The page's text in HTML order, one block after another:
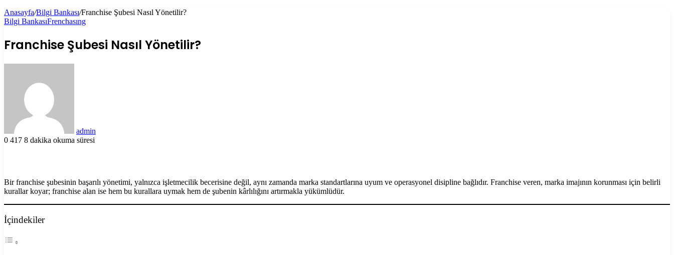
Anasayfa/Bilgi Bankası/Franchise Şubesi Nasıl Yönetilir?
Bilgi BankasıFrenchasıng
Franchise Şubesi Nasıl Yönetilir?
admin
0 417 8 dakika okuma süresi
Bir franchise şubesinin başarılı yönetimi, yalnızca işletmecilik becerisine değil, aynı zamanda marka standartlarına uyum ve operasyonel disipline bağlıdır. Franchise veren, marka imajının korunması için belirli
kurallar koyar; franchise alan ise hem bu kurallara uymak hem de şubenin kârlılığını artırmakla yükümlüdür.
İçindekiler